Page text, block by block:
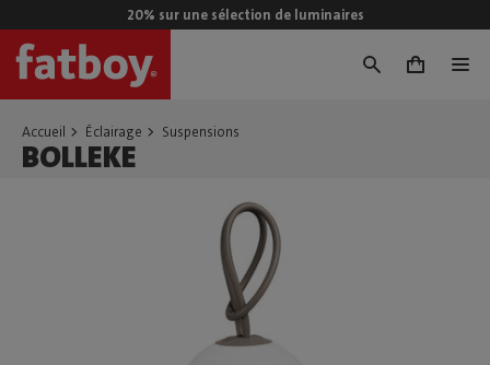
20% sur une sélection de luminaires
0
Accueil Éclairage Suspensions
BOLLEKE